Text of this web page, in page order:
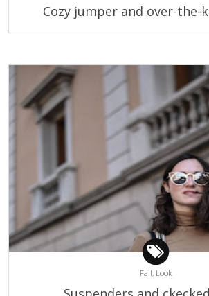
Cozy jumper and over-the-
Fall, Look